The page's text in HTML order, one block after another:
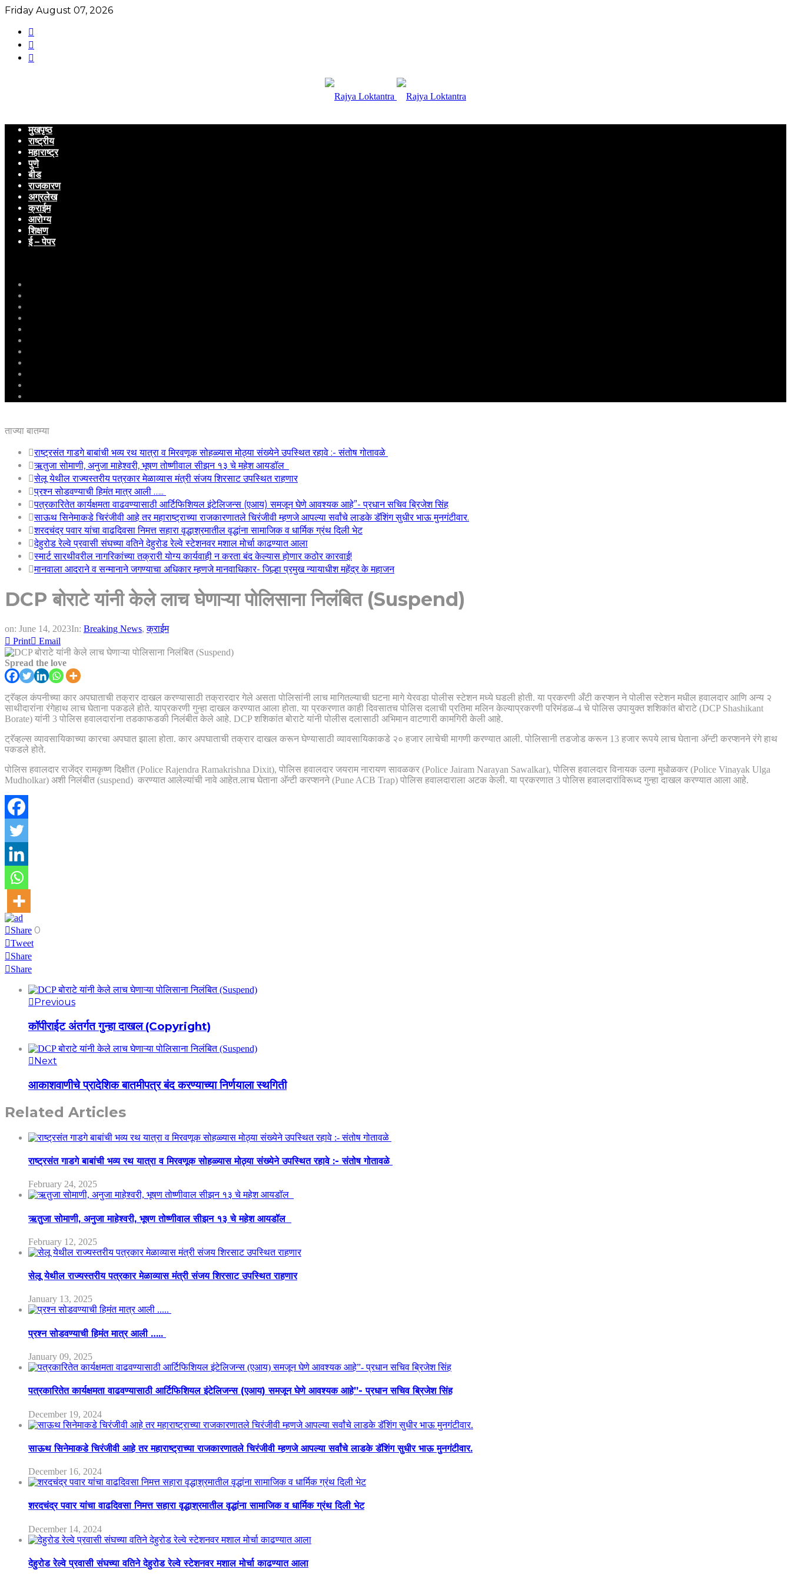
Friday August 07, 2026
मुखपृष्ठ
राष्ट्रीय
महाराष्ट्र
पुणे
बीड
राजकारण
अग्रलेख
क्राईम
आरोग्य
शिक्षण
ई – पेपर
ताज्या बातम्या
राष्ट्रसंत गाडगे बाबांची भव्य रथ यात्रा व मिरवणूक सोहळ्यास मोठ्या संख्येने उपस्थित रहावे :- संतोष गोतावळे
ऋतुजा सोमाणी, अनुजा माहेश्वरी, भूषण तोष्णीवाल सीझन १३ चे महेश आयडॉल
सेलू येथील राज्यस्तरीय पत्रकार मेळाव्यास मंत्री संजय शिरसाट उपस्थित राहणार
प्रश्न सोडवण्याची हिमंत मात्र आली …..
पत्रकारितेत कार्यक्षमता वाढवण्यासाठी आर्टिफिशियल इंटेलिजन्स (एआय) समजून घेणे आवश्यक आहे”- प्रधान सचिव ब्रिजेश सिंह
साऊथ सिनेमाकडे चिरंजीवी आहे तर महाराष्ट्राच्या राजकारणातले चिरंजीवी म्हणजे आपल्या सर्वांचे लाडके डॅशिंग सुधीर भाऊ मुनगंटीवार.
शरदचंद्र पवार यांचा वाढदिवसा निमत्त सहारा वृद्धाश्रमातील वृद्धांना सामाजिक व धार्मिक ग्रंथ दिली भेट
देहुरोड रेल्वे प्रवासी संघच्या वतिने देहुरोड रेल्वे स्टेशनवर मशाल मोर्चा काढण्यात आला
स्मार्ट सारथीवरील नागरिकांच्या तक्रारी योग्य कार्यवाही न करता बंद केल्यास होणार कठोर कारवाई!
मानवाला आदराने व सन्मानाने जगण्याचा अधिकार म्हणजे मानवाधिकार- जिल्हा प्रमुख न्यायाधीश महेंद्र के महाजन
DCP बोराटे यांनी केले लाच घेणाऱ्या पोलिसाना निलंबित (Suspend)
on: June 14, 2023In: Breaking News,क्राईम
Print
Email
Spread the love
ट्रॅव्हल कंपनीच्या कार अपघाताची तक्रार दाखल करण्यासाठी तक्रारदार गेले असता पोलिसांनी लाच मागितल्याची घटना मागे येरवडा पोलीस स्टेशन मध्ये घडली होती. या प्रकरणी अँटी करप्शन ने पोलीस स्टेशन मधील हवालदार आणि अन्य २
साथीदारांना रंगेहाथ लाच घेताना पकडले होते. याप्रकरणी गुन्हा दाखल करण्यात आला होता. या प्रकरणात काही दिवसातच पोलिस दलाची प्रतिमा मलिन केल्याप्रकरणी परिमंडळ-4 चे पोलिस उपायुक्त शशिकांत बोराटे (DCP Shashikant
Borate) यांनी 3 पोलिस हवालदारांना तडकाफडकी निलंबीत केले आहे. DCP शशिकांत बोराटे यांनी पोलीस दलासाठी अभिमान वाटणारी कामगिरी केली आहे.
ट्रॅव्हल्स व्यावसायिकाच्या कारचा अपघात झाला होता. कार अपघाताची तक्रार दाखल करून घेण्यासाठी व्यावसायिकाकडे २० हजार लाचेची मागणी करण्यात आली. पोलिसानी तडजोड करून 13 हजार रूपये लाच घेताना अ‍ॅन्टी करप्शनने रंगे हाथ
पकडले होते.
पोलिस हवालदार राजेंद्र रामकृष्ण दिक्षीत (Police Rajendra Ramakrishna Dixit), पोलिस हवालदार जयराम नारायण सावळकर (Police Jairam Narayan Sawalkar), पोलिस हवालदार विनायक उल्गा मुधोळकर (Police Vinayak Ulga
Mudholkar) अशी निलंबीत (suspend) करण्यात आलेल्यांची नावे आहेत.लाच घेताना अ‍ॅन्टी करप्शनने (Pune ACB Trap) पोलिस हवालदाराला अटक केली. या प्रकरणात 3 पोलिस हवालदारांविरूध्द गुन्हा दाखल करण्यात आला आहे.
Share 0
Tweet
Share
Share
Previous
कॉपीराईट अंतर्गत गुन्हा दाखल (Copyright)
Next
आकाशवाणीचे प्रादेशिक बातमीपत्र बंद करण्याच्या निर्णयाला स्थगिती
Related Articles
राष्ट्रसंत गाडगे बाबांची भव्य रथ यात्रा व मिरवणूक सोहळ्यास मोठ्या संख्येने उपस्थित रहावे :- संतोष गोतावळे
February 24, 2025
ऋतुजा सोमाणी, अनुजा माहेश्वरी, भूषण तोष्णीवाल सीझन १३ चे महेश आयडॉल
February 12, 2025
सेलू येथील राज्यस्तरीय पत्रकार मेळाव्यास मंत्री संजय शिरसाट उपस्थित राहणार
January 13, 2025
प्रश्न सोडवण्याची हिमंत मात्र आली …..
January 09, 2025
पत्रकारितेत कार्यक्षमता वाढवण्यासाठी आर्टिफिशियल इंटेलिजन्स (एआय) समजून घेणे आवश्यक आहे”- प्रधान सचिव ब्रिजेश सिंह
December 19, 2024
साऊथ सिनेमाकडे चिरंजीवी आहे तर महाराष्ट्राच्या राजकारणातले चिरंजीवी म्हणजे आपल्या सर्वांचे लाडके डॅशिंग सुधीर भाऊ मुनगंटीवार.
December 16, 2024
शरदचंद्र पवार यांचा वाढदिवसा निमत्त सहारा वृद्धाश्रमातील वृद्धांना सामाजिक व धार्मिक ग्रंथ दिली भेट
December 14, 2024
देहुरोड रेल्वे प्रवासी संघच्या वतिने देहुरोड रेल्वे स्टेशनवर मशाल मोर्चा काढण्यात आला